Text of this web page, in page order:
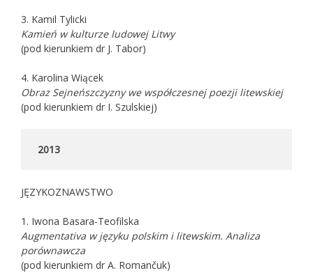
3. Kamil Tylicki
Kamień w kulturze ludowej Litwy
(pod kierunkiem dr J. Tabor)
4. Karolina Wiącek
Obraz Sejneńszczyzny we współczesnej poezji litewskiej
(pod kierunkiem dr I. Szulskiej)
2013
JĘZYKOZNAWSTWO
1. Iwona Basara-Teofilska
Augmentativa w języku polskim i litewskim. Analiza
porównawcza
(pod kierunkiem dr A. Romančuk)